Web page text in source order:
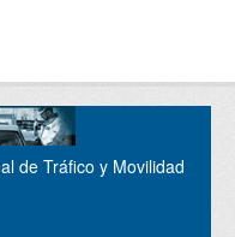
de Tráfico y Movilidad